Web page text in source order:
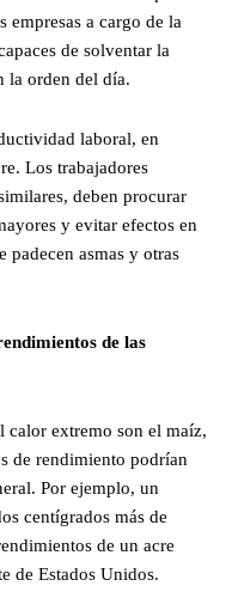
empresas a cargo de la
de solventar la
la orden del día.
laboral, en
Los trabajadores
deben procurar
y evitar efectos en
padecen asmas y otras
de las
calor extremo son el maíz,
de rendimiento podrían
Por ejemplo, un
centígrados más de
de un acre
de Estados Unidos.